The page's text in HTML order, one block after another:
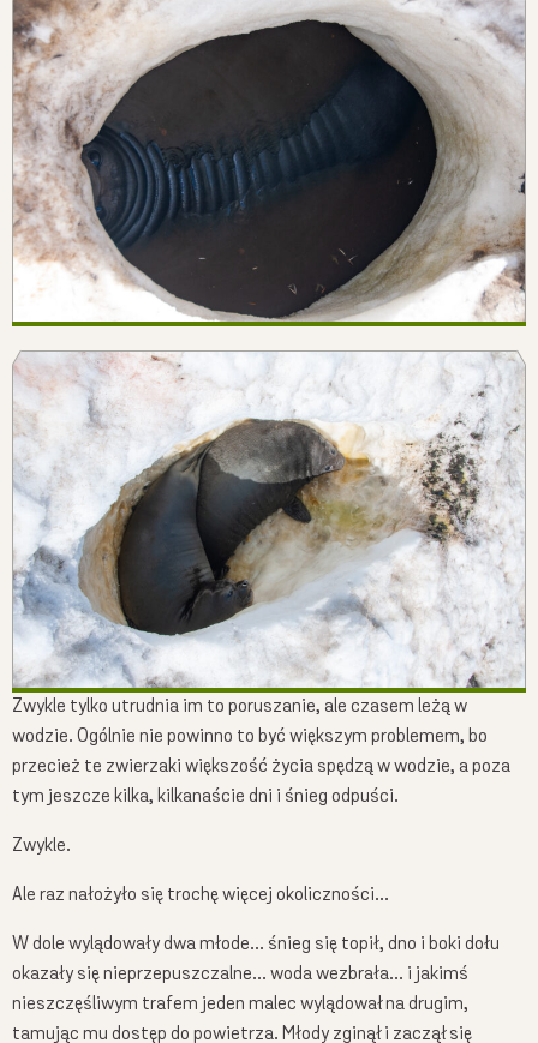
Zwykle tylko utrudnia im to poruszanie, ale czasem leżą w
wodzie. Ogólnie nie powinno to być większym problemem, bo
przecież te zwierzaki większość życia spędzą w wodzie, a poza
tym jeszcze kilka, kilkanaście dni i śnieg odpuści.
Zwykle.
Ale raz nałożyło się trochę więcej okoliczności…
W dole wylądowały dwa młode… śnieg się topił, dno i boki dołu
okazały się nieprzepuszczalne… woda wezbrała… i jakimś
nieszczęśliwym trafem jeden malec wylądował na drugim,
tamując mu dostęp do powietrza. Młody zginął i zaczął się